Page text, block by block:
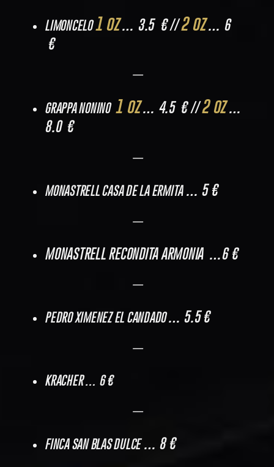
LIMONCELO 1 oz… 3.5 € //2 oz… 6
€
—
GRAPPA NONINO 1 oz… 4.5 € //2 oz…
8.0 €
—
MONASTRELL CASA DE LA ERMITA… 5 €
—
MONASTRELL RECONDITA ARMONIA …6 €
—
PEDRO XIMENEZ EL CANDADO… 5.5 €
—
KRACHER… 6 €
—
FINCA SAN BLAS DULCE… 8 €